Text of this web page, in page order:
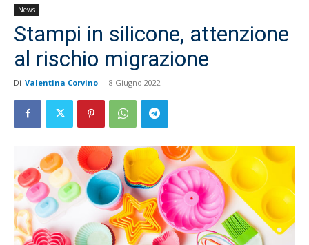
News
Stampi in silicone, attenzione
al rischio migrazione
Di Valentina Corvino - 8 Giugno 2022